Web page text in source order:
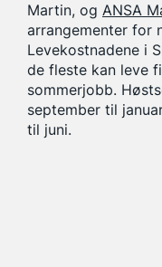
Martin, og ANSA
arrangementer for
Levekostnadene i
de fleste kan leve
sommerjobb.
september til
til juni.